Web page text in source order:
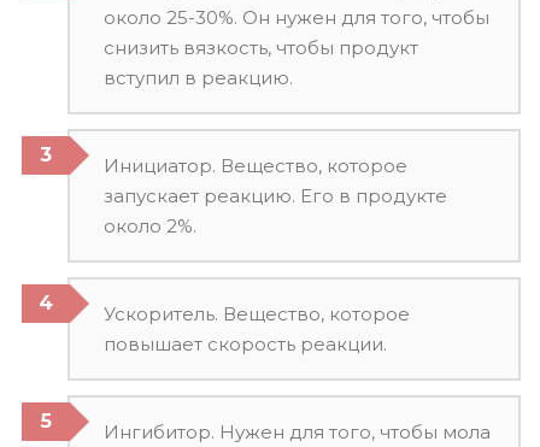
около 25-30%. Он нужен для того, чтобы
снизить вязкость, чтобы продукт
вступил в реакцию.
Инициатор. Вещество, которое
запускает реакцию. Его в продукте
около 2%.
Ускоритель. Вещество, которое
повышает скорость реакции.
Ингибитор. Нужен для того, чтобы мола